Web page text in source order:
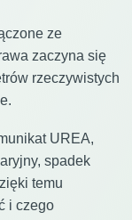
ze
zaczyna się
rzeczywistych
UREA,
spadek
temu
i czego